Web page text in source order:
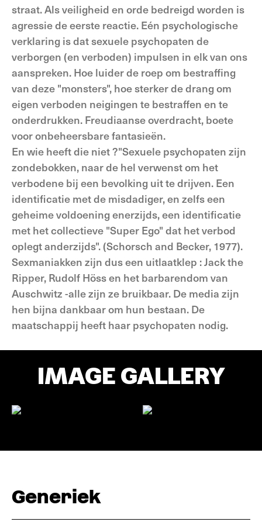
straat. Als veiligheid en orde bedreigd worden is
agressie de eerste reactie. Eén psychologische
verklaring is dat sexuele psychopaten de
verborgen (en verboden) impulsen in elk van ons
aanspreken. Hoe luider de roep om bestraffing
van deze "monsters", hoe sterker de drang om
eigen verboden neigingen te bestraffen en te
onderdrukken. Freudiaanse overdracht, boete
voor onbeheersbare fantasieën.
En wie heeft die niet ?"Sexuele psychopaten zijn
zondebokken, naar de hel verwenst om het
verbodene bij een bevolking uit te drijven. Een
identificatie met de misdadiger, en zelfs een
geheime voldoening enerzijds, een identificatie
met het collectieve "Super Ego" dat het verbod
oplegt anderzijds". (Schorsch and Becker, 1977).
Sexmaniakken zijn dus een uitlaatklep : Jack the
Ripper, Rudolf Höss en het barbarendom van
Auschwitz -alle zijn ze bruikbaar. De media zijn
hen bijna dankbaar om hun bestaan. De
maatschappij heeft haar psychopaten nodig.
IMAGE GALLERY
Generiek